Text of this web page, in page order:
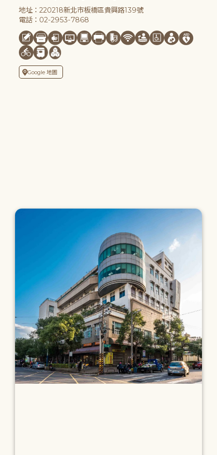
地址：220218新北市板橋區貴興路139號
電話：02-2953-7868
Google 地圖